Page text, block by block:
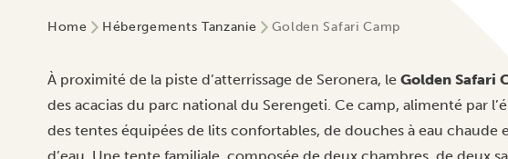
Home Hébergements Tanzanie Golden Safari Camp
À proximité de la piste d’atterrissage de Seronera, le Golden Safari
des acacias du parc national du Serengeti. Ce camp, alimenté par
des tentes équipées de lits confortables, de douches à eau chaude